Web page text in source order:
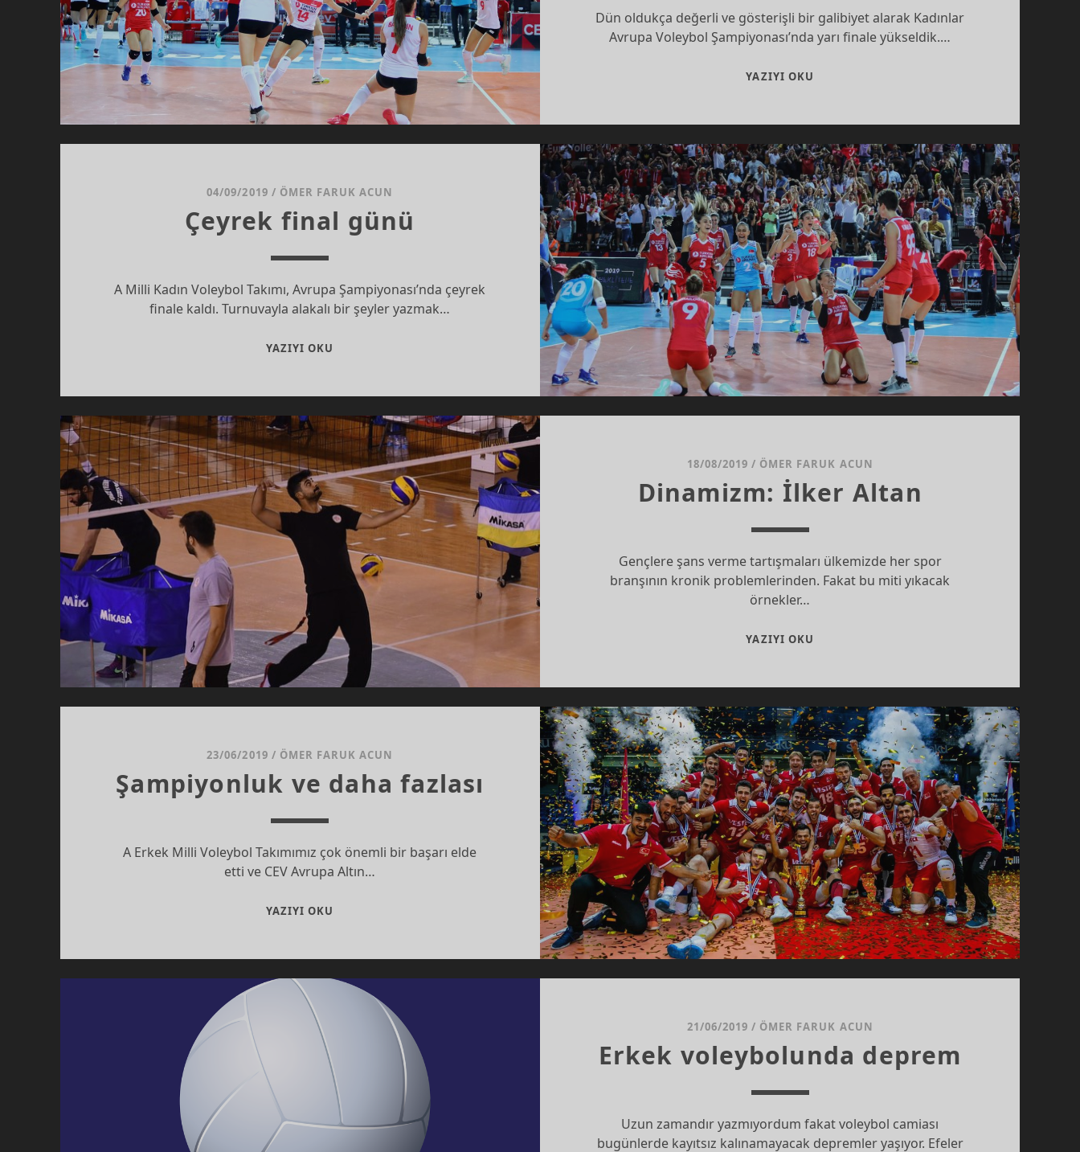
Dün oldukça değerli ve gösterişli bir galibiyet alarak Kadınlar
Avrupa Voleybol Şampiyonası’nda yarı finale yükseldik.…
YAZIYI OKU
04/09/2019 / ÖMER FARUK ACUN
Çeyrek final günü
A Milli Kadın Voleybol Takımı, Avrupa Şampiyonası’nda çeyrek
finale kaldı. Turnuvayla alakalı bir şeyler yazmak…
YAZIYI OKU
18/08/2019 / ÖMER FARUK ACUN
Dinamizm: İlker Altan
Gençlere şans verme tartışmaları ülkemizde her spor
branşının kronik problemlerinden. Fakat bu miti yıkacak
örnekler…
YAZIYI OKU
23/06/2019 / ÖMER FARUK ACUN
Şampiyonluk ve daha fazlası
A Erkek Milli Voleybol Takımımız çok önemli bir başarı elde
etti ve CEV Avrupa Altın…
YAZIYI OKU
21/06/2019 / ÖMER FARUK ACUN
Erkek voleybolunda deprem
Uzun zamandır yazmıyordum fakat voleybol camiası
bugünlerde kayıtsız kalınamayacak depremler yaşıyor. Efeler